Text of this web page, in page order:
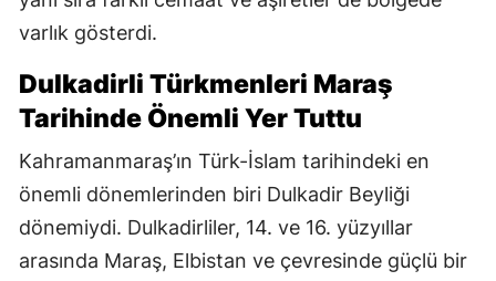
varlık gösterdi.
Dulkadirli Türkmenleri Maraş
Tarihinde Önemli Yer Tuttu
Kahramanmaraş’ın Türk-İslam tarihindeki en
önemli dönemlerinden biri Dulkadir Beyliği
dönemiydi. Dulkadirliler, 14. ve 16. yüzyıllar
arasında Maraş, Elbistan ve çevresinde güçlü bir